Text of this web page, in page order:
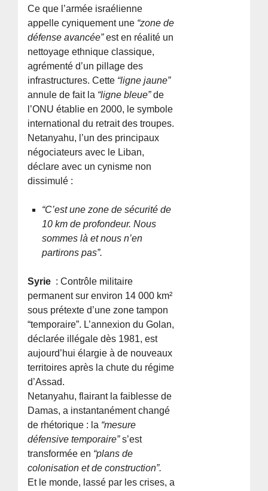
Ce que l’armée israélienne
appelle cyniquement une “zone de
défense avancée”est en réalité un
nettoyage ethnique classique,
agrémenté d’un pillage des
infrastructures. Cette “ligne jaune”
annule de fait la “ligne bleue”de
l’ONU établie en 2000, le symbole
international du retrait des troupes.
Netanyahu, l’un des principaux
négociateurs avec le Liban,
déclare avec un cynisme non
dissimulé :
“C’est une zone de sécurité de
10 km de profondeur. Nous
sommes là et nous n’en
partirons pas”.
Syrie : Contrôle militaire
permanent sur environ 14 000 km²
sous prétexte d’une zone tampon
“temporaire”. L’annexion du Golan,
déclarée illégale dès 1981, est
aujourd’hui élargie à de nouveaux
territoires après la chute du régime
d’Assad.
Netanyahu, flairant la faiblesse de
Damas, a instantanément changé
de rhétorique : la “mesure
défensive temporaire”s’est
transformée en “plans de
colonisation et de construction”.
Et le monde, lassé par les crises, a